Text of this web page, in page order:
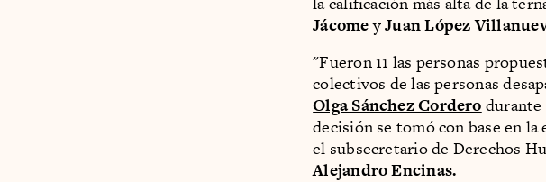
JácomeyJuan López
"Fueron 11 las personas
colectivos de las personas
Olga Sánchez Cordero durante
decisión se tomó con base en
el subsecretario de Derechos
Alejandro Encinas.